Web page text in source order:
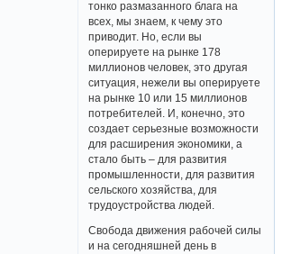
тонко размазанного блага на
всех, мы знаем, к чему это
приводит. Но, если вы
оперируете на рынке 178
миллионов человек, это другая
ситуация, нежели вы оперируете
на рынке 10 или 15 миллионов
потребителей. И, конечно, это
создает серьезные возможности
для расширения экономики, а
стало быть – для развития
промышленности, для развития
сельского хозяйства, для
трудоустройства людей.
Свобода движения рабочей силы
и на сегодняшней день в